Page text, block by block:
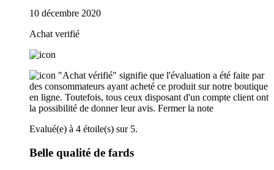
10 décembre 2020
Achat verifié
"Achat vérifié" signifie que l'évaluation a été faite par
des consommateurs ayant acheté ce produit sur notre boutique
en ligne. Toutefois, tous ceux disposant d'un compte client ont
la possibilité de donner leur avis. Fermer la note
Evalué(e) à 4 étoile(s) sur 5.
Belle qualité de fards